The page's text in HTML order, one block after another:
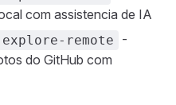
com assistencia de IA
remote
-
do GitHub com